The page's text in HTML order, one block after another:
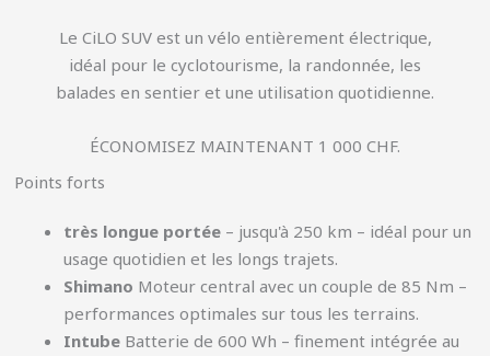
Le CiLO SUV est un vélo entièrement électrique,
idéal pour le cyclotourisme, la randonnée, les
balades en sentier et une utilisation quotidienne.
ÉCONOMISEZ MAINTENANT 1 000 CHF.
Points forts
très longue portée – jusqu'à 250 km – idéal pour un
usage quotidien et les longs trajets.
Shimano Moteur central avec un couple de 85 Nm –
performances optimales sur tous les terrains.
Intube Batterie de 600 Wh – finement intégrée au